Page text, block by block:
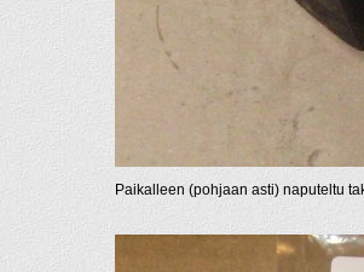
Paikalleen (pohjaan asti) naputeltu